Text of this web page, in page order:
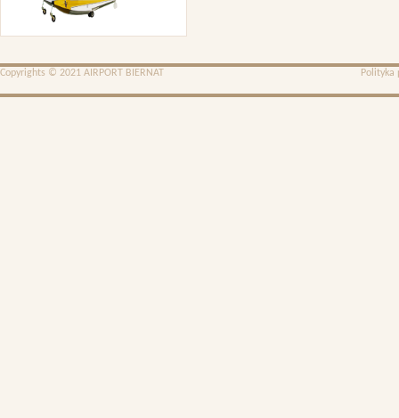
Copyrights © 2021 AIRPORT BIERNAT Polityka